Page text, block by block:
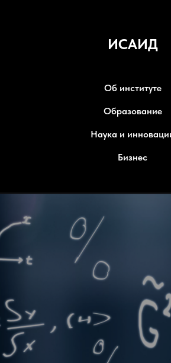
ИСАИД
Об институте
Образование
Наука и
Бизнес